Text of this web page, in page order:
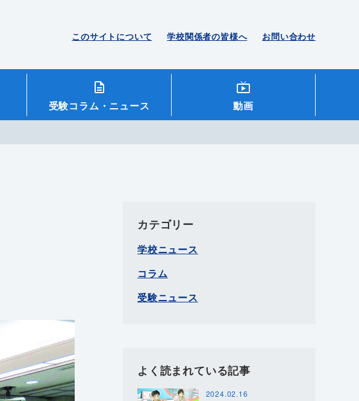
このサイトについて 学校関係者の皆様へ お問い合わせ
受験コラム ・ニュース 動画
カテゴリー
学校ニュース
コラム
受験ニュース
よく読まれている記事
2024.02.16